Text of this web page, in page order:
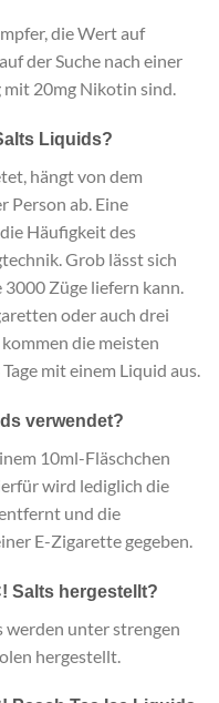
die Wert auf
der Suche nach einer
20mg Nikotin sind.
Liquids?
hängt von dem
Person ab. Eine
Häufigkeit des
Grob lässt sich
3000 Züge liefern kann.
oder auch drei
die meisten
mit einem Liquid aus.
verwendet?
10ml-Fläschchen
wird lediglich die
und die
E-Zigarette gegeben.
Salts hergestellt?
werden unter strengen
hergestellt.